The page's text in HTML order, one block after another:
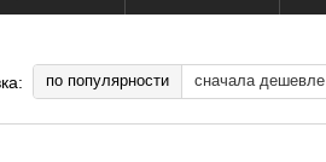
по популярности сначала дешевле